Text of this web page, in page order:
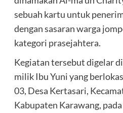
sebuah kartu untuk
dengan sasaran warga
kategori prasejahtera.
Kegiatan tersebut digelar
milik Ibu Yuni yang
03, Desa Kertasari,
Kabupaten Karawang,